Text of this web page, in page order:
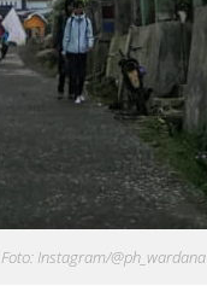
Foto: Instagram/@ph_wardana